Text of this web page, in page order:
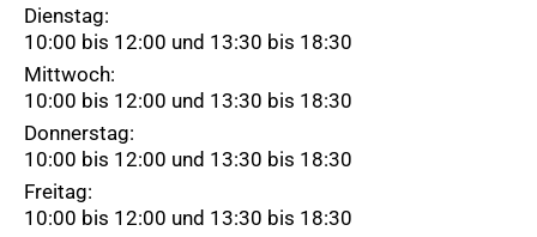
Dienstag:
10:00 bis 12:00 und 13:30 bis 18:30
Mittwoch:
10:00 bis 12:00 und 13:30 bis 18:30
Donnerstag:
10:00 bis 12:00 und 13:30 bis 18:30
Freitag:
10:00 bis 12:00 und 13:30 bis 18:30